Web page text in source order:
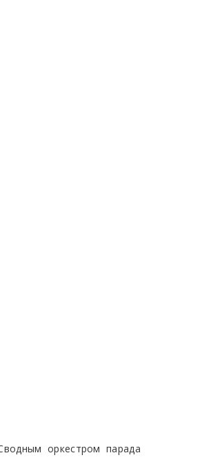
оркестром парада